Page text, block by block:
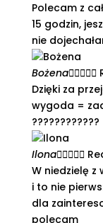
Polecam z
15 godzin,
nie
Bożena
Dzięki za
wygoda =
????????????
Ilona
W niedzielę z
i to nie
dla
polecam